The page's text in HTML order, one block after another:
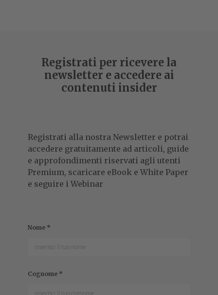
Registrati per ricevere la
newsletter e accedere ai
contenuti insider
Registrati alla nostra Newsletter e potrai
accedere gratuitamente ad articoli, guide
e approfondimenti riservati agli utenti
Premium, scaricare eBook e White Paper
e seguire i Webinar
Nome *
Cognome *